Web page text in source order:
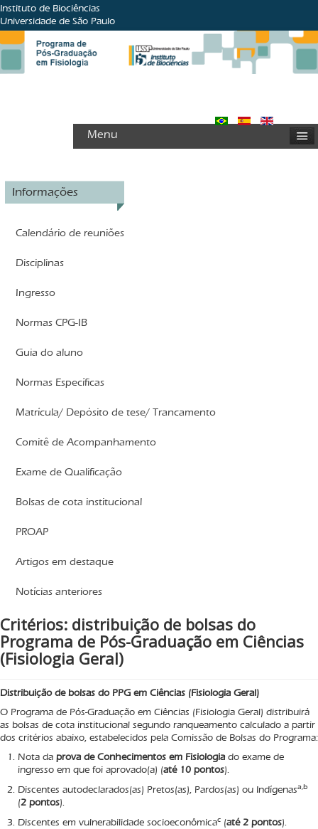
Instituto de Biociências
Universidade de São Paulo
Menu
Informações
Calendário de reuniões
Disciplinas
Ingresso
Normas CPG-IB
Guia do aluno
Normas Específicas
Matrícula/ Depósito de tese/ Trancamento
Comitê de Acompanhamento
Exame de Qualificação
Bolsas de cota institucional
PROAP
Artigos em destaque
Notícias anteriores
Critérios: distribuição de bolsas do
Programa de Pós-Graduação em Ciências
(Fisiologia Geral)
Distribuição de bolsas do PPG em Ciências (Fisiologia Geral)
O Programa de Pós-Graduação em Ciências (Fisiologia Geral) distribuirá
as bolsas de cota institucional segundo ranqueamento calculado a partir
dos critérios abaixo, estabelecidos pela Comissão de Bolsas do Programa:
Nota da prova de Conhecimentos em Fisiologiado exame de
ingresso em que foi aprovado(a) (até 10 pontos).
Discentes autodeclarados(as) Pretos(as), Pardos(as) ou Indígenasa,b
(2 pontos).
Discentes em vulnerabilidade socioeconômicac (até 2 pontos).